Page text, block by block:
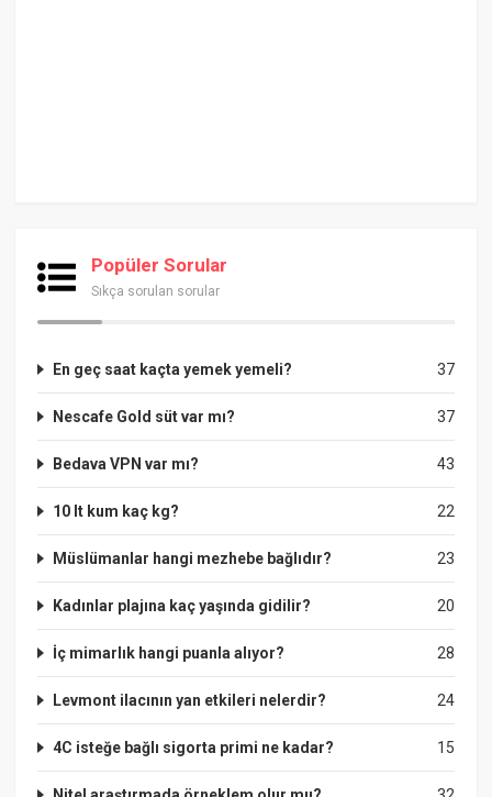
Popüler Sorular
Sıkça sorulan sorular
37
En geç saat kaçta yemek yemeli?
37
Nescafe Gold süt var mı?
43
Bedava VPN var mı?
22
10 lt kum kaç kg?
23
Müslümanlar hangi mezhebe bağlıdır?
20
Kadınlar plajına kaç yaşında gidilir?
28
İç mimarlık hangi puanla alıyor?
24
Levmont ilacının yan etkileri nelerdir?
15
4C isteğe bağlı sigorta primi ne kadar?